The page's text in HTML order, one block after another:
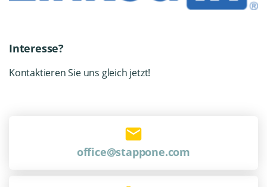
Interesse?
Kontaktieren Sie uns gleich jetzt!
office@stappone.com